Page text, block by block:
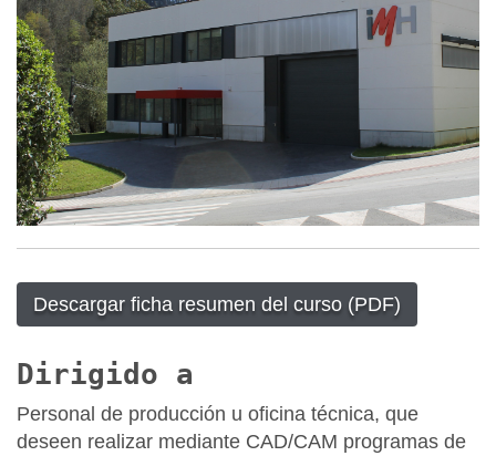
Descargar ficha resumen del curso (PDF)
Dirigido a
Personal de producción u oficina técnica, que
deseen realizar mediante CAD/CAM programas de